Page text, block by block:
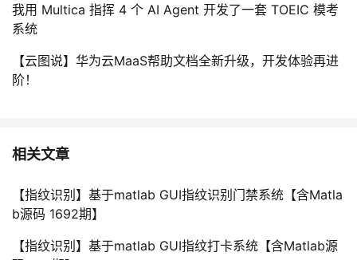
我用 Multica 指挥 4 个 AI Agent 开发了一套 TOEIC 模考
系统
【云图说】华为云MaaS帮助文档全新升级，开发体验再进
阶！
相关文章
【指纹识别】基于matlab GUI指纹识别门禁系统【含Matla
b源码 1692期】
【指纹识别】基于matlab GUI指纹打卡系统【含Matlab源